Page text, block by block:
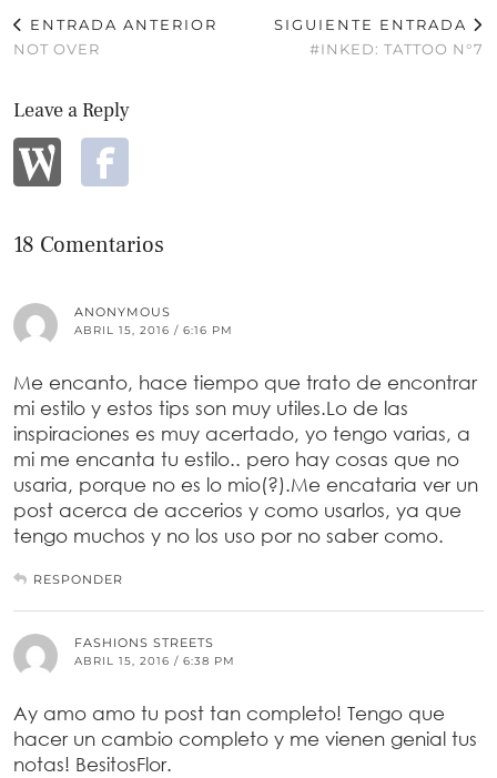
ENTRADA ANTERIOR
NOT OVER
SIGUIENTE ENTRADA
#INKED: TATTOO N°7
Leave a Reply
18 Comentarios
ANONYMOUS
ABRIL 15, 2016 / 6:16 PM
Me encanto, hace tiempo que trato de encontrar
mi estilo y estos tips son muy utiles.Lo de las
inspiraciones es muy acertado, yo tengo varias, a
mi me encanta tu estilo.. pero hay cosas que no
usaria, porque no es lo mio(?).Me encataria ver un
post acerca de accerios y como usarlos, ya que
tengo muchos y no los uso por no saber como.
RESPONDER
FASHIONS STREETS
ABRIL 15, 2016 / 6:38 PM
Ay amo amo tu post tan completo! Tengo que
hacer un cambio completo y me vienen genial tus
notas! BesitosFlor.